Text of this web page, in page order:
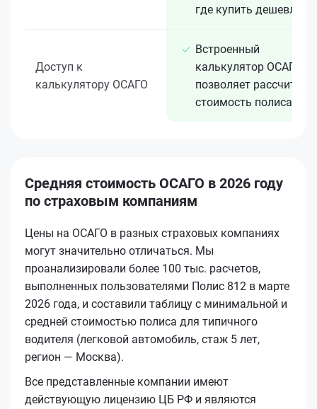
где купить дешевле
Доступ к
калькулятору ОСАГО
Встроенный
калькулятор ОСАГО
позволяет рассчитать
стоимость полиса
Средняя стоимость ОСАГО в 2026 году
по страховым компаниям
Цены на ОСАГО в разных страховых компаниях
могут значительно отличаться. Мы
проанализировали более 100 тыс. расчетов,
выполненных пользователями Полис 812 в марте
2026 года, и составили таблицу с минимальной и
средней стоимостью полиса для типичного
водителя (легковой автомобиль, стаж 5 лет,
регион — Москва).
Все представленные компании имеют
действующую лицензию ЦБ РФ и являются